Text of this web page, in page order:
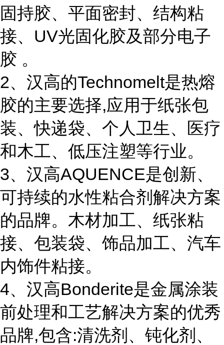
固持胶、平面密封、结构粘
接、UV光固化胶及部分电子
胶 。
2、汉高的Technomelt是热熔
胶的主要选择,应用于纸张包
装、快递袋、个人卫生、医疗
和木工、低压注塑等行业。
3、汉高AQUENCE是创新、
可持续的水性粘合剂解决方案
的品牌。木材加工、纸张粘
接、包装袋、饰品加工、汽车
内饰件粘接。
4、汉高Bonderite是金属涂装
前处理和工艺解决方案的优秀
品牌,包含:清洗剂、钝化剂、